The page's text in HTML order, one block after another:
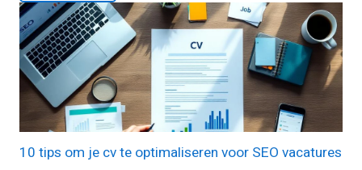
10 tips om je cv te optimaliseren voor SEO vacatures